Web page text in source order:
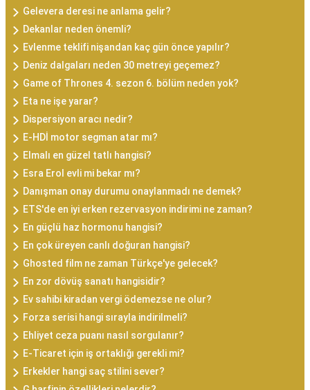
Gelevera deresi ne anlama gelir?
Dekanlar neden önemli?
Evlenme teklifi nişandan kaç gün önce yapılır?
Deniz dalgaları neden 30 metreyi geçemez?
Game of Thrones 4. sezon 6. bölüm neden yok?
Eta ne işe yarar?
Dispersiyon aracı nedir?
E-HDİ motor segman atar mı?
Elmalı en güzel tatlı hangisi?
Esra Erol evli mi bekar mı?
Danışman onay durumu onaylanmadı ne demek?
ETS'de en iyi erken rezervasyon indirimi ne zaman?
En güçlü haz hormonu hangisi?
En çok üreyen canlı doğuran hangisi?
Ghosted film ne zaman Türkçe'ye gelecek?
En zor dövüş sanatı hangisidir?
Ev sahibi kiradan vergi ödemezse ne olur?
Forza serisi hangi sırayla indirilmeli?
Ehliyet ceza puanı nasıl sorgulanır?
E-Ticaret için iş ortaklığı gerekli mi?
Erkekler hangi saç stilini sever?